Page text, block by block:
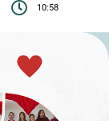
10:58